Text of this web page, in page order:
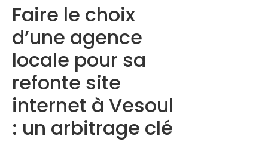
Faire le choix
d’une agence
locale pour sa
refonte site
internet à Vesoul
: un arbitrage clé